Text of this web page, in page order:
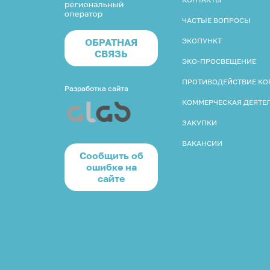
ОБРАТНАЯ
СВЯЗЬ
Разработка сайта
Cообщить об
ошибке на
сайте
ЧАСТЫЕ ВОПРОСЫ
ЭКОПУНКТ
ЭКО-ПРОСВЕЩЕНИЕ
ПРОТИВОДЕЙСТВИЕ
КОММЕРЧЕСКАЯ
ЗАКУПКИ
ВАКАНСИИ